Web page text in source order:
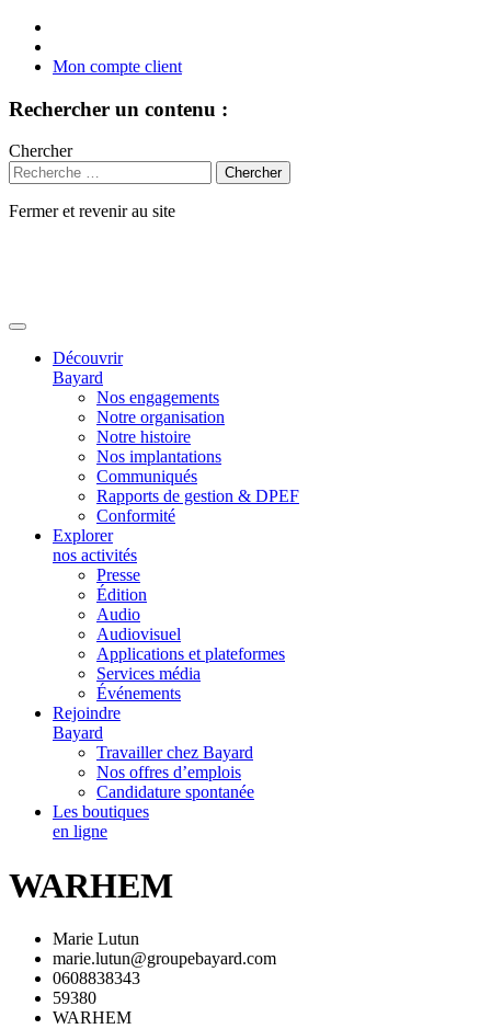
Mon compte client
Rechercher un contenu :
Chercher
Fermer et revenir au site
Découvrir
Bayard
Nos engagements
Notre organisation
Notre histoire
Nos implantations
Communiqués
Rapports de gestion & DPEF
Conformité
Explorer
nos activités
Presse
Édition
Audio
Audiovisuel
Applications et plateformes
Services média
Événements
Rejoindre
Bayard
Travailler chez Bayard
Nos offres d’emplois
Candidature spontanée
Les boutiques
en ligne
WARHEM
Marie Lutun
marie.lutun@groupebayard.com
0608838343
59380
WARHEM